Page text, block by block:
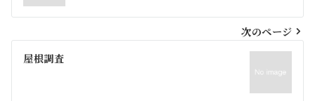
ナ
ビ
ゲ
次のページ
屋根調査